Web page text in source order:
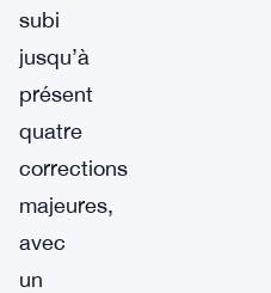
subi
jusqu’à
présent
quatre
corrections
majeures,
avec
un